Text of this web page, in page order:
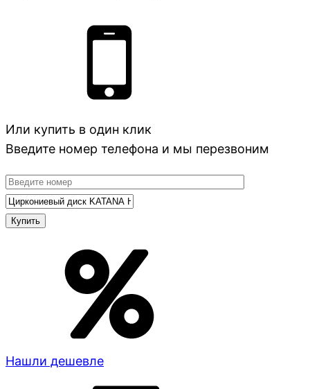
Или купить в один клик
Введите номер телефона и мы перезвоним
Нашли дешевле